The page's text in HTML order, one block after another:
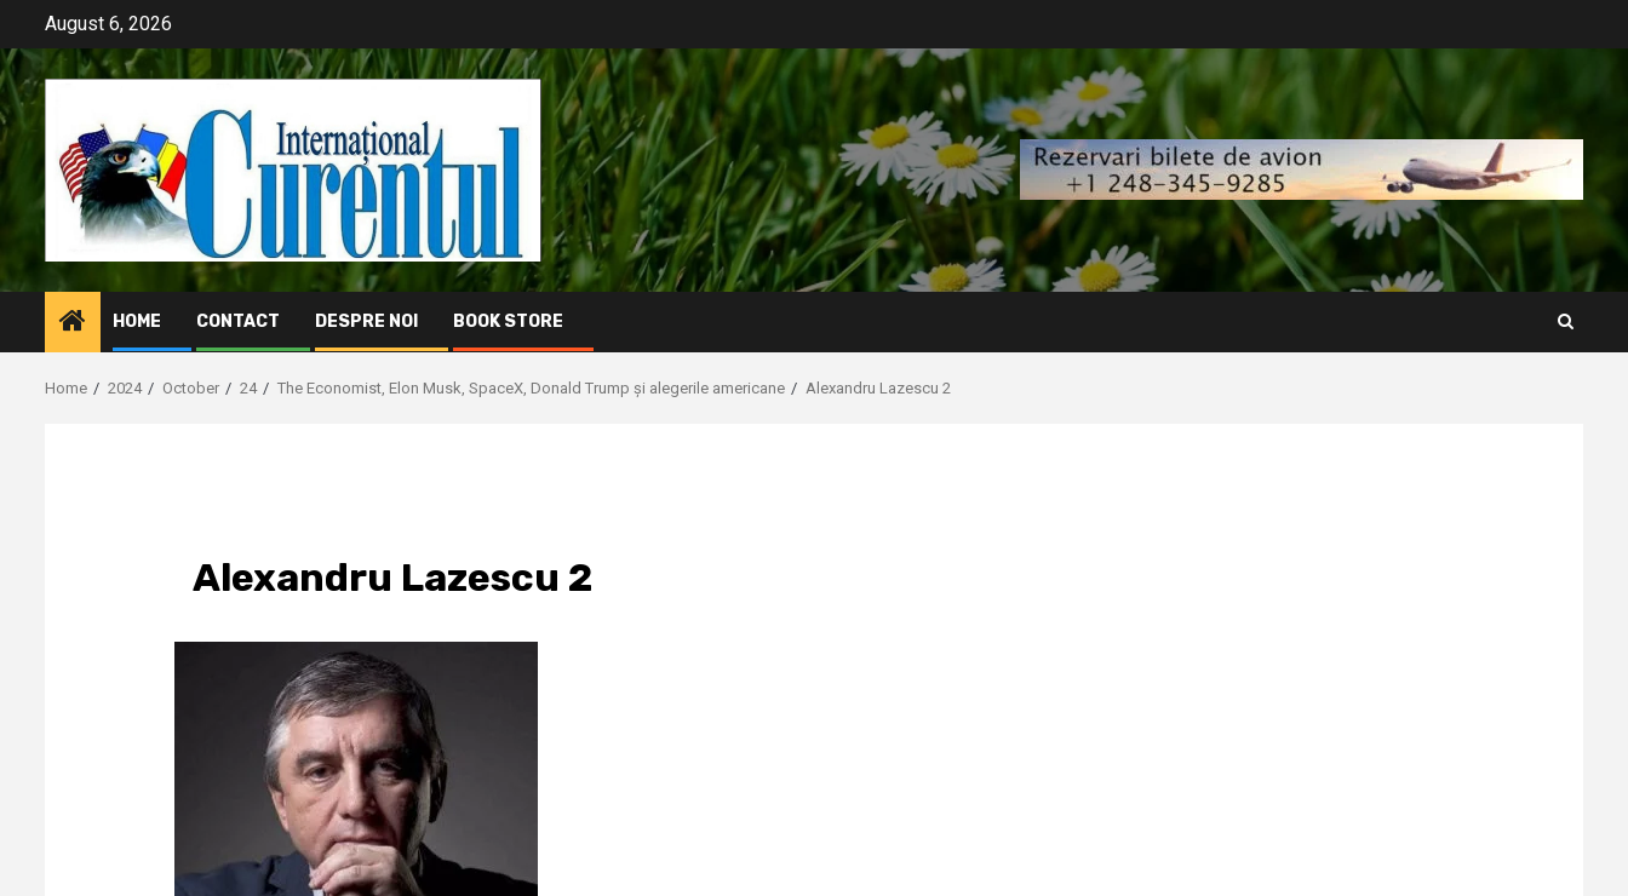
content
August 6, 2026
HOME CONTACT DESPRE NOI BOOK STORE
Home 2024 October 24 The Economist, Elon Musk, SpaceX, Donald Trump și alegerile americane Alexandru Lazescu 2
Alexandru Lazescu 2